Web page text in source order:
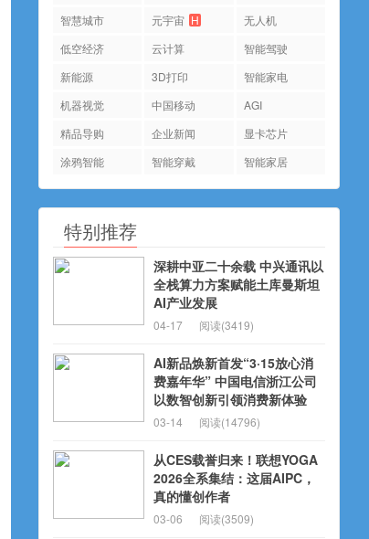
智慧城市
元宇宙 H
无人机
低空经济
云计算
智能驾驶
新能源
3D打印
智能家电
机器视觉
中国移动
AGI
精品导购
企业新闻
显卡芯片
涂鸦智能
智能穿戴 智能家居
特别推荐
深耕中亚二十余载 中兴通讯以
全栈算力方案赋能土库曼斯坦
AI产业发展
04-17 阅读(3419)
AI新品焕新首发“3·15放心消
费嘉年华” 中国电信浙江公司
以数智创新引领消费新体验
03-14 阅读(14796)
从CES载誉归来！联想YOGA
2026全系集结：这届AIPC，
真的懂创作者
03-06 阅读(3509)